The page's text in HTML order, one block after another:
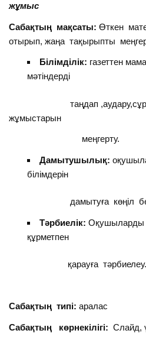
жұмыс
Сабақтың мақсаты: Өткен
отырып, жаңа тақырыпты
Білімділік: газеттен
мәтіндерді
таңдап
жұмыстарын
меңгерту.
Дамытушылық:
білімдерін
дамытуға көңіл
Тәрбиелік: Оқушыларды
құрметпен
қарауға тәрбиелеу.
Сабақтың типі:аралас
Сабақтың көрнекілігі:Слайд,